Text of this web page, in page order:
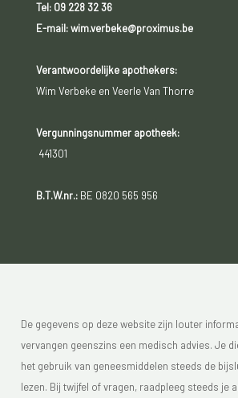
Tel: 09 228 32 36
E-mail: wim.verbeke@proximus.be
Verantwoordelijke apothekers:
Wim Verbeke en Veerle Van Thorre
Vergunningsnummer apotheek:
441301
B.T.W.nr.:BE 0820 565 956
De gegevens op deze website zijn louter
vervangen geenszins een medisch advies. Je
het gebruik van geneesmiddelen steeds de
lezen. Bij twijfel of vragen, raadpleeg steeds je